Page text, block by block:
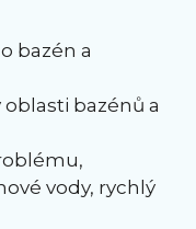
bazén a
bazénů a
vody, rychlý